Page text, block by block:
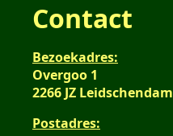
Contact
Bezoekadres:
Overgoo 1
2266 JZ Leidschendam
Postadres: